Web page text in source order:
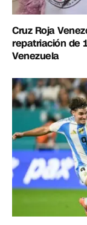
Cruz Roja
repatriación de
Venezuela